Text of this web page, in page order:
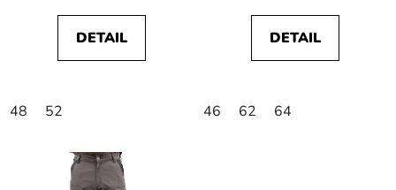
DETAIL
48 52
DETAIL
46 62 64